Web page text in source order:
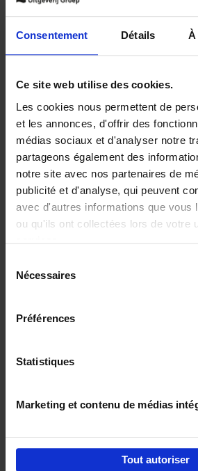
Consentement Détails À
Ce site web utilise des cookies.
Les cookies nous permettent de
et les annonces, d'offrir des
médias sociaux et d'analyser notre
partageons également des
notre site avec nos partenaires de
publicité et d'analyse, qui peuvent
avec d'autres informations que vous
ou qu'ils ont collectées lors de votre
Nécessaires
Préférences
Statistiques
Marketing et contenu de médias
Tout autoriser
The Offer
Refuse
Steven Van Belleghem
Couverture souple
€37,50
Building